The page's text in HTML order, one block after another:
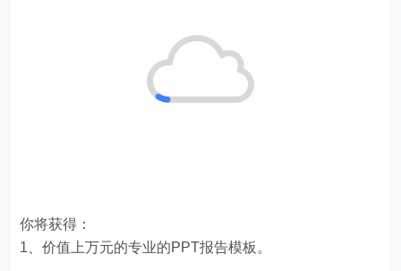
你将获得：
1、价值上万元的专业的PPT报告模板。